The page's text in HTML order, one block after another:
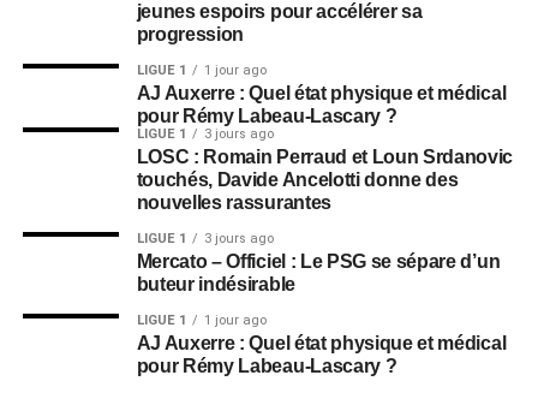
jeunes espoirs pour accélérer sa
progression
LIGUE 1 1 jour ago
AJ Auxerre : Quel état physique et médical
pour Rémy Labeau-Lascary ?
LIGUE 1 3 jours ago
LOSC : Romain Perraud et Loun Srdanovic
touchés, Davide Ancelotti donne des
nouvelles rassurantes
LIGUE 1 3 jours ago
Mercato – Officiel : Le PSG se sépare d’un
buteur indésirable
LIGUE 1 1 jour ago
AJ Auxerre : Quel état physique et médical
pour Rémy Labeau-Lascary ?